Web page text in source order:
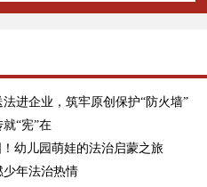
进企业，筑牢原创保护“防火墙”
“宪”在
幼儿园萌娃的法治启蒙之旅
少年法治热情